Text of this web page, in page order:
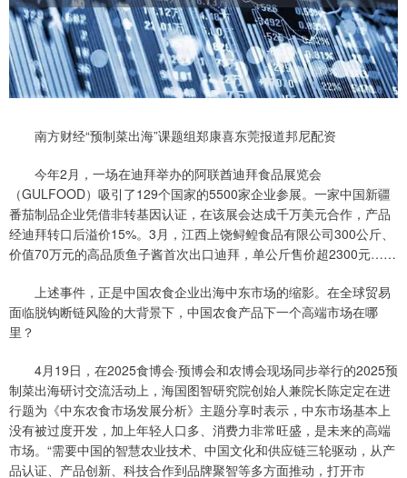
南方财经“预制菜出海”课题组郑康喜东莞报道邦尼配资
今年2月，一场在迪拜举办的阿联酋迪拜食品展览会
（GULFOOD）吸引了129个国家的5500家企业参展。一家中国新疆
番茄制品企业凭借非转基因认证，在该展会达成千万美元合作，产品
经迪拜转口后溢价15%。3月，江西上饶鲟鳇食品有限公司300公斤、
价值70万元的高品质鱼子酱首次出口迪拜，单公斤售价超2300元……
上述事件，正是中国农食企业出海中东市场的缩影。在全球贸易
面临脱钩断链风险的大背景下，中国农食产品下一个高端市场在哪
里？
4月19日，在2025食博会·预博会和农博会现场同步举行的2025预
制菜出海研讨交流活动上，海国图智研究院创始人兼院长陈定定在进
行题为《中东农食市场发展分析》主题分享时表示，中东市场基本上
没有被过度开发，加上年轻人口多、消费力非常旺盛，是未来的高端
市场。“需要中国的智慧农业技术、中国文化和供应链三轮驱动，从产
品认证、产品创新、科技合作到品牌聚智等多方面推动，打开市